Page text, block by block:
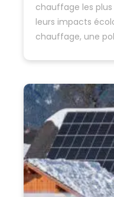
chauffage les plus
leurs impacts
chauffage, une